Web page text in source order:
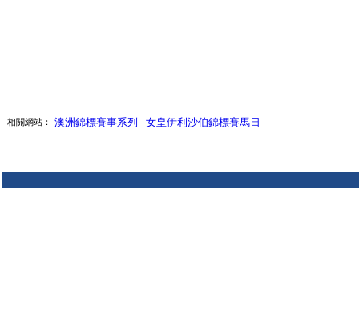
相關網站： 澳洲錦標賽事系列 - 女皇伊利沙伯錦標賽馬日